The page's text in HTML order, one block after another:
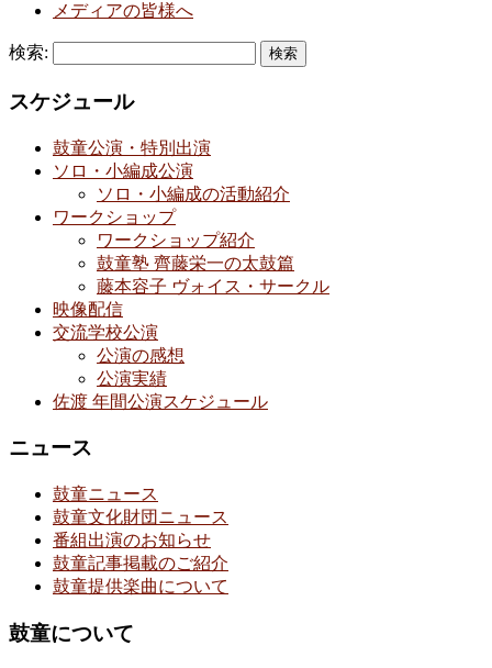
メディアの皆様へ
検索:
スケジュール
鼓童公演・特別出演
ソロ・小編成公演
ソロ・小編成の活動紹介
ワークショップ
ワークショップ紹介
鼓童塾 齊藤栄一の太鼓篇
藤本容子 ヴォイス・サークル
映像配信
交流学校公演
公演の感想
公演実績
佐渡 年間公演スケジュール
ニュース
鼓童ニュース
鼓童文化財団ニュース
番組出演のお知らせ
鼓童記事掲載のご紹介
鼓童提供楽曲について
鼓童について